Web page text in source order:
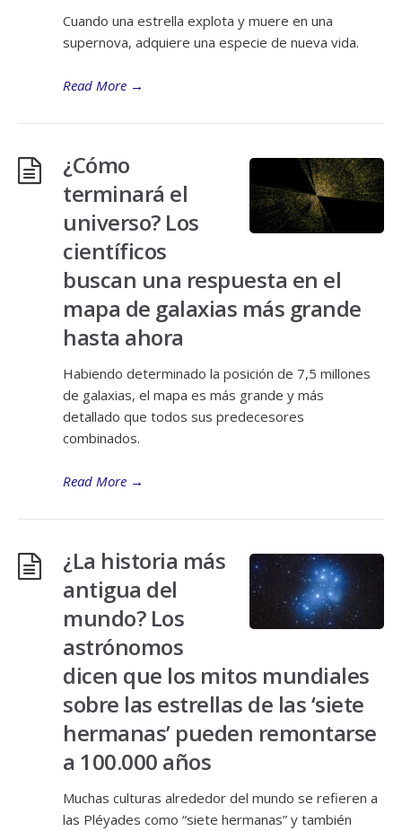
Cuando una estrella explota y muere en una
supernova, adquiere una especie de nueva vida.
Read More →
¿Cómo
terminará el
universo? Los
científicos
buscan una respuesta en el
mapa de galaxias más grande
hasta ahora
Habiendo determinado la posición de 7,5 millones
de galaxias, el mapa es más grande y más
detallado que todos sus predecesores
combinados.
Read More →
¿La historia más
antigua del
mundo? Los
astrónomos
dicen que los mitos mundiales
sobre las estrellas de las ‘siete
hermanas’ pueden remontarse
a 100.000 años
Muchas culturas alrededor del mundo se refieren a
las Pléyades como “siete hermanas” y también